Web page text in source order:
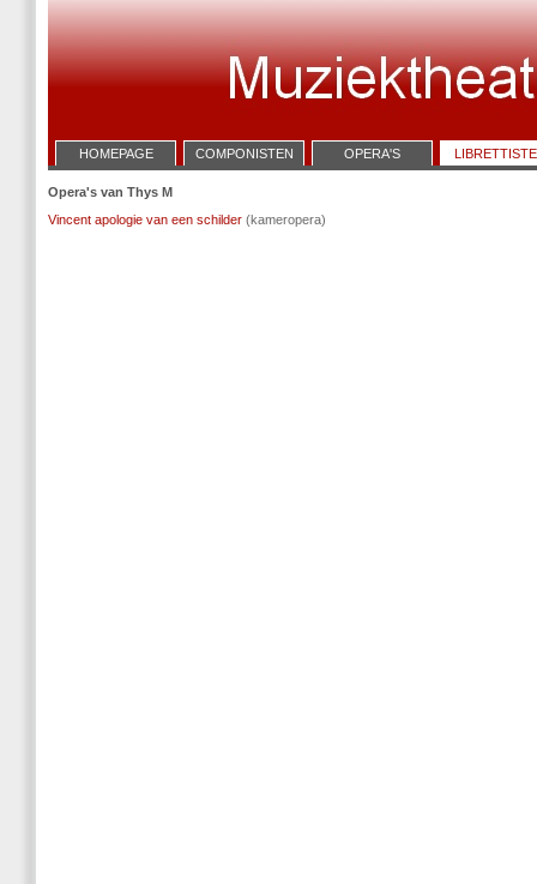
HOMEPAGE COMPONISTEN OPERA'S
Opera's van Thys M
Vincent apologie van een schilder (kameropera)